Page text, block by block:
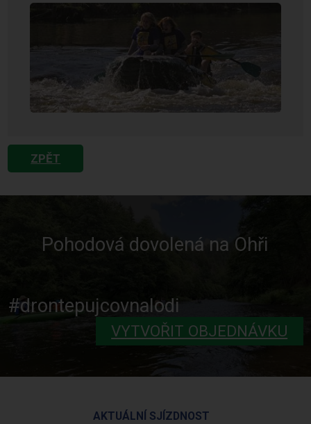
ZPĚT
Pohodová dovolená na Ohři
#drontepujcovnalodi
VYTVOŘIT OBJEDNÁVKU
AKTUÁLNÍ SJÍZDNOST